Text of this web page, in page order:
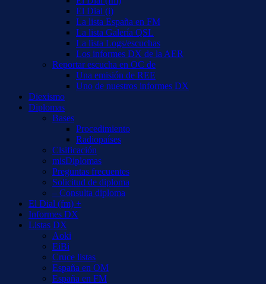
El Dial (i)
La lista España en FM
La lista Galería QSL
La lista Logs/escuchas
Los informes DX de la AER
Reportar escucha en OC de
Una emisión de REE
Uno de nuestros informes DX
Diexismo
Diplomas
Bases
Procedimiento
Radiopaíses
Clsificación
misDiplomas
Preguntas frecuentes
Solicitud de diploma
– Consulta diploma
El Dial (fm) +
Informes DX
Listas DX
Aoki
EiBi
Cruce listas
España en OM
España en FM